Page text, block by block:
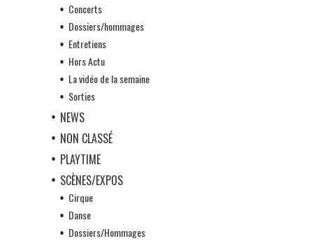
Concerts
Dossiers/hommages
Entretiens
Hors Actu
La vidéo de la semaine
Sorties
NEWS
NON CLASSÉ
PLAYTIME
SCÈNES/EXPOS
Cirque
Danse
Dossiers/Hommages